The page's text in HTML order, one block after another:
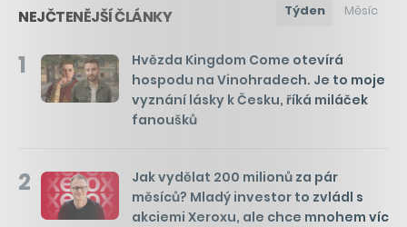
NEJČTENĚJŠÍ ČLÁNKY Týden Měsíc
1
Hvězda Kingdom Come otevírá
hospodu na Vinohradech. Je to moje
vyznání lásky k Česku, říká miláček
fanoušků
2
Jak vydělat 200 milionů za pár
měsíců? Mladý investor to zvládl s
akciemi Xeroxu, ale chce mnohem víc